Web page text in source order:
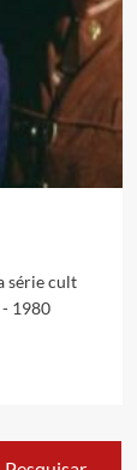
série cult
1980